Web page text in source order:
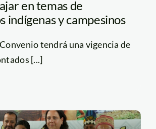
en temas de
y campesinos
tendrá una vigencia de
[...]